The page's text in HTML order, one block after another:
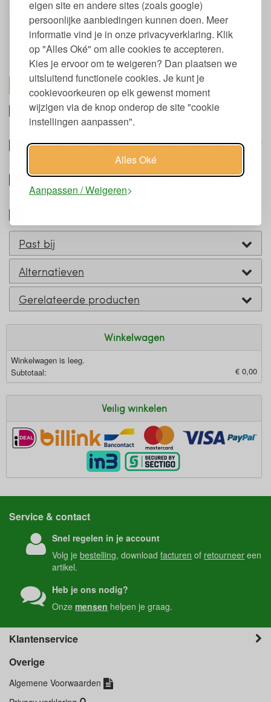
eigen site en andere sites (zoals google)
persoonlijke aanbiedingen kunnen doen. Meer
informatie vind je in onze privacyverklaring. Klik
op "Alles Oké" om alle cookies te accepteren.
Kies je ervoor om te weigeren? Dan plaatsen we
uitsluitend functionele cookies. Je kunt je
cookievoorkeuren op elk gewenst moment
wijzigen via de knop onderop de site "cookie
instellingen aanpassen".
Alles Oké
Aanpassen / Weigeren
Inhoud Oogschaduwpalet voor kinderen
7 Kleuren oogmake-up: Zilver, Parelwit, Hemelsblauw,
Goud, Roze, Groen en Paars
1 Spiegeltje
1 Applicator met dubbele punt
toon alles
Aanbrengen biologische play make-up
Fairly
Ingrediënten My secret Play Make-up Fairly
Keurmerken en labels Oogschaduwpalet
Namaki
Past bij
Alternatieven
Gerelateerde producten
Winkelwagen
Winkelwagen is leeg.
Subtotaal:
€ 0,00
Veilig winkelen
Service & contact
Snel regelen in je account
Volg jebestelling, downloadfacturen of retourneer een
artikel.
Heb je ons nodig?
Onzemensen helpen je graag.
Klantenservice
Overige
Algemene Voorwaarden